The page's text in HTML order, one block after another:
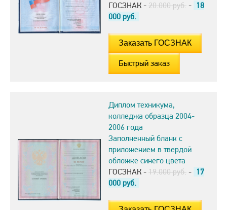
ГОСЗНАК - 20.000 руб. - 18
000 руб.
Быстрый заказ
Диплом техникума,
колледжа образца 2004-
2006 года
Заполненный бланк с
приложением в твердой
обложке синего цвета
ГОСЗНАК - 19.000 руб. - 17
000 руб.